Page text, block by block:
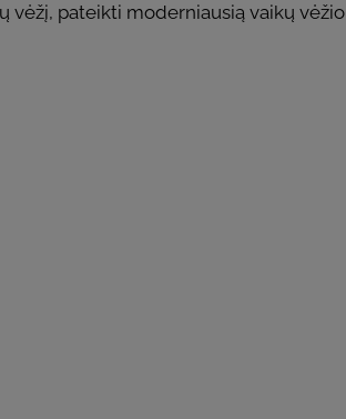
vėžį, pateikti moderniausią vaikų vėžio